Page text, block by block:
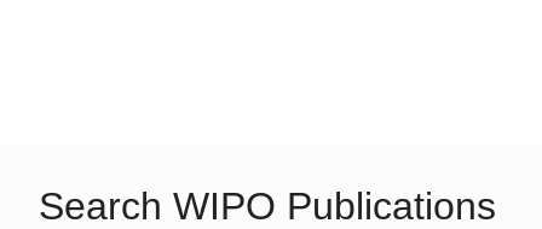
Search WIPO Publications